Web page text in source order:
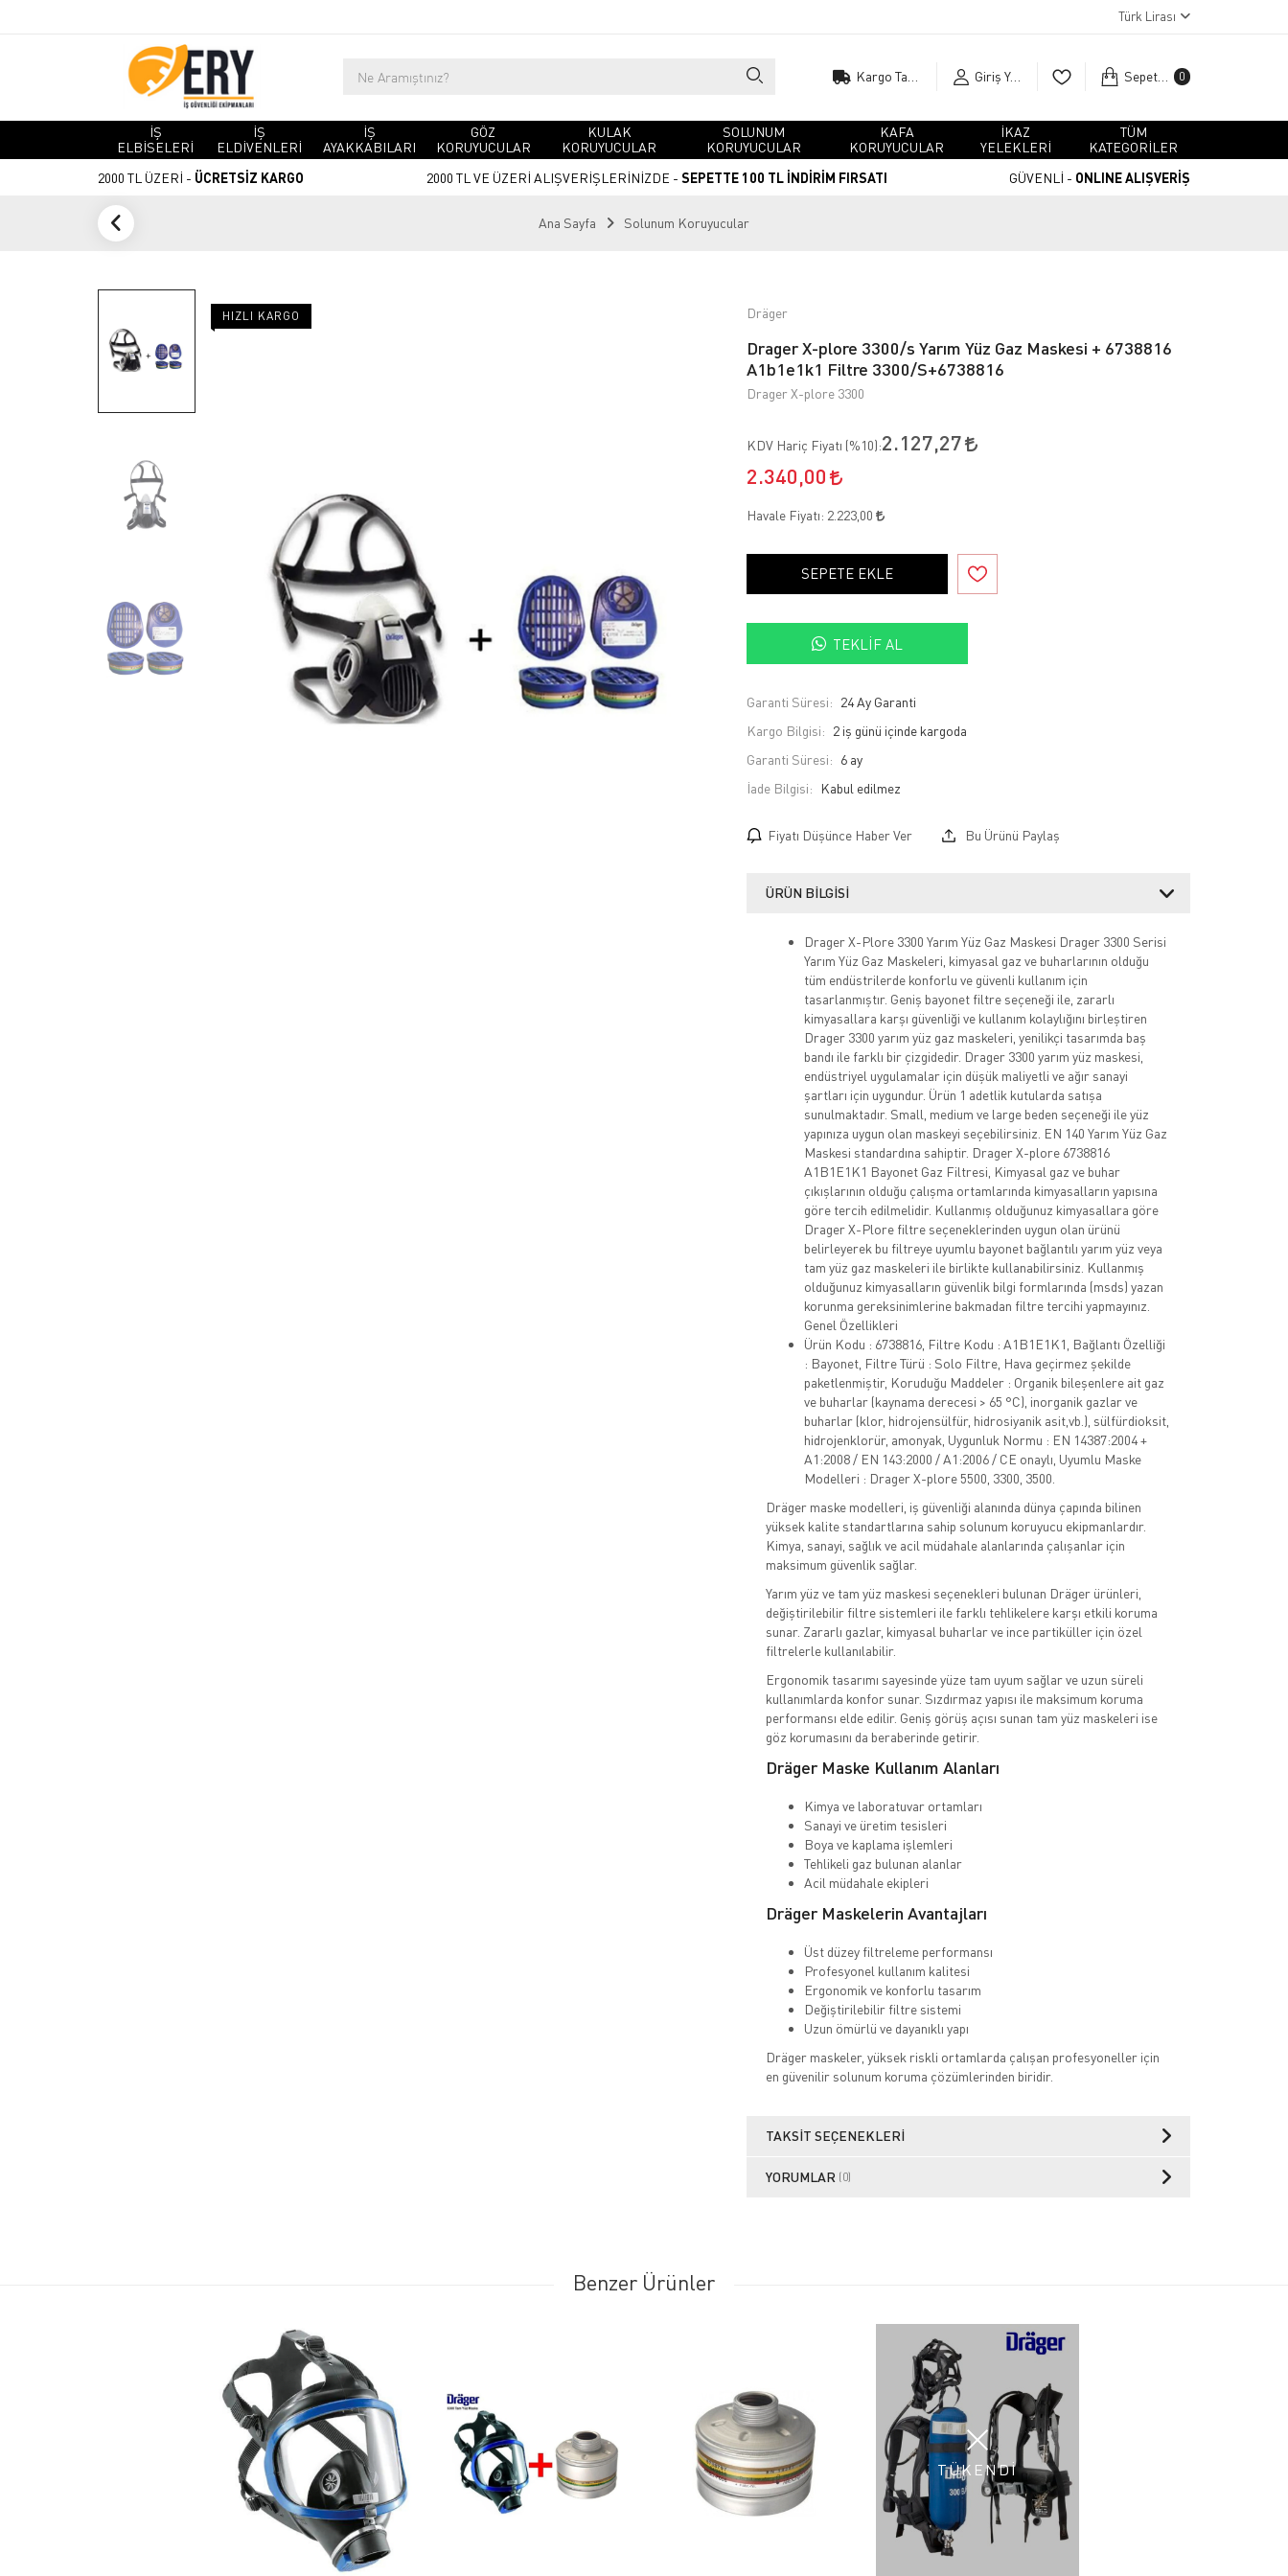
Türk Lirası
Giriş Yap Sepetim 0
İŞ
ELBİSELERİ
İŞ
ELDİVENLERİ
İŞ
AYAKKABILARI
GÖZ
KORUYUCULAR
KULAK
KORUYUCULAR
SOLUNUM
KORUYUCULAR
KAFA
KORUYUCULAR
İKAZ
YELEKLERİ
TÜM
KATEGORİLER
2000 TL ÜZERİ - ÜCRETSİZ KARGO 2000 TL VE ÜZERİ ALIŞVERİŞLERİNİZDE - SEPETTE 100 TL İNDİRİM FIRSATI GÜVENLİ - ONLINE ALIŞVERİŞ
Ana Sayfa Solunum Koruyucular
HIZLI KARGO Dräger
Drager X-plore 3300/s Yarım Yüz Gaz Maskesi + 6738816
A1b1e1k1 Filtre 3300/S+6738816
Drager X-plore 3300
KDV Hariç Fiyatı (%10):2.127,27
2.340,00
Havale Fiyatı: 2.223,00
SEPETE EKLE
TEKLIF AL
Garanti Süresi: 24 Ay Garanti
Kargo Bilgisi: 2 iş günü içinde kargoda
Garanti Süresi: 6 ay
İade Bilgisi:
Fiyatı Düşünce Haber Ver Bu Ürünü Paylaş
ÜRÜN BILGISI
Drager X-Plore 3300 Yarım Yüz Gaz Maskesi Drager 3300 Serisi
Yarım Yüz Gaz Maskeleri, kimyasal gaz ve buharlarının olduğu
tüm endüstrilerde konforlu ve güvenli kullanım için
tasarlanmıştır. Geniş bayonet filtre seçeneği ile, zararlı
kimyasallara karşı güvenliği ve kullanım kolaylığını birleştiren
Drager 3300 yarım yüz gaz maskeleri, yenilikçi tasarımda baş
bandı ile farklı bir çizgidedir. Drager 3300 yarım yüz maskesi,
endüstriyel uygulamalar için düşük maliyetli ve ağır sanayi
şartları için uygundur. Ürün 1 adetlik kutularda satışa
sunulmaktadır. Small, medium ve large beden seçeneği ile yüz
yapınıza uygun olan maskeyi seçebilirsiniz. EN 140 Yarım Yüz Gaz
Maskesi standardına sahiptir. Drager X-plore 6738816
A1B1E1K1 Bayonet Gaz Filtresi, Kimyasal gaz ve buhar
çıkışlarının olduğu çalışma ortamlarında kimyasalların yapısına
göre tercih edilmelidir. Kullanmış olduğunuz kimyasallara göre
Drager X-Plore filtre seçeneklerinden uygun olan ürünü
belirleyerek bu filtreye uyumlu bayonet bağlantılı yarım yüz veya
tam yüz gaz maskeleri ile birlikte kullanabilirsiniz. Kullanmış
olduğunuz kimyasalların güvenlik bilgi formlarında (msds) yazan
korunma gereksinimlerine bakmadan filtre tercihi yapmayınız.
Genel Özellikleri
Ürün Kodu : 6738816, Filtre Kodu : A1B1E1K1, Bağlantı Özelliği
: Bayonet, Filtre Türü : Solo Filtre, Hava geçirmez şekilde
paketlenmiştir, Koruduğu Maddeler : Organik bileşenlere ait gaz
ve buharlar (kaynama derecesi > 65 °C), inorganik gazlar ve
buharlar (klor, hidrojensülfür, hidrosiyanik asit,vb.), sülfürdioksit,
hidrojenklorür, amonyak, Uygunluk Normu : EN 14387:2004 +
A1:2008 / EN 143:2000 / A1:2006 / CE onaylı, Uyumlu Maske
Modelleri : Drager X-plore 5500, 3300, 3500.
Dräger maske modelleri, iş güvenliği alanında dünya çapında bilinen
yüksek kalite standartlarına sahip solunum koruyucu ekipmanlardır.
Kimya, sanayi, sağlık ve acil müdahale alanlarında çalışanlar için
maksimum güvenlik sağlar.
Yarım yüz ve tam yüz maskesi seçenekleri bulunan Dräger ürünleri,
değiştirilebilir filtre sistemleri ile farklı tehlikelere karşı etkili koruma
sunar. Zararlı gazlar, kimyasal buharlar ve ince partiküller için özel
filtrelerle kullanılabilir.
Ergonomik tasarımı sayesinde yüze tam uyum sağlar ve uzun süreli
kullanımlarda konfor sunar. Sızdırmaz yapısı ile maksimum koruma
performansı elde edilir. Geniş görüş açısı sunan tam yüz maskeleri ise
göz korumasını da beraberinde getirir.
Dräger Maske Kullanım Alanları
Kimya ve laboratuvar ortamları
Sanayi ve üretim tesisleri
Boya ve kaplama işlemleri
Tehlikeli gaz bulunan alanlar
Acil müdahale ekipleri
Dräger Maskelerin Avantajları
Üst düzey filtreleme performansı
Profesyonel kullanım kalitesi
Ergonomik ve konforlu tasarım
Değiştirilebilir filtre sistemi
Uzun ömürlü ve dayanıklı yapı
Dräger maskeler, yüksek riskli ortamlarda çalışan profesyoneller için
en güvenilir solunum koruma çözümlerinden biridir.
TAKSIT SEÇENEKLERI
YORUMLAR (0)
Benzer Ürünler
TÜKENDİ